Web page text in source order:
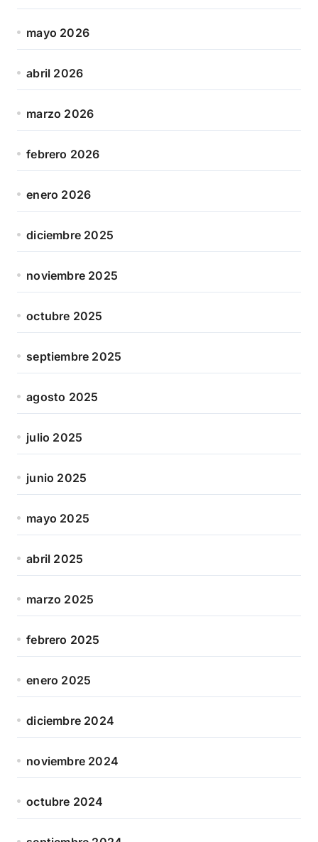
mayo 2026
abril 2026
marzo 2026
febrero 2026
enero 2026
diciembre 2025
noviembre 2025
octubre 2025
septiembre 2025
agosto 2025
julio 2025
junio 2025
mayo 2025
abril 2025
marzo 2025
febrero 2025
enero 2025
diciembre 2024
noviembre 2024
octubre 2024